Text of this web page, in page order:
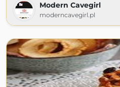
Modern Cavegirl
moderncavegirl.pl